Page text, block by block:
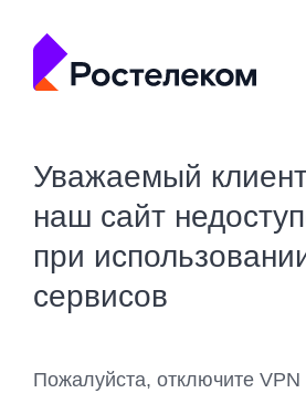
Уважаемый
наш сайт
при
сервисов
Пожалуйста, отключите VPN